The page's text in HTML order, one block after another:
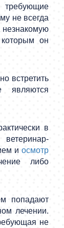
не всегда
незнакомую
он
встретить
являются
в
и осмотр
либо
попадают
лечении.
не